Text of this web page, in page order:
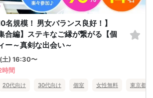
名規模！ 男女バランス良好！】
合編】ステキなご縁が繋がる【個
ー～真剣な出会い～
土) 16:30〜
時間
20代向け 30代向け 個室 女性無料 東京都